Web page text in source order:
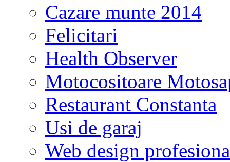
Cazare munte 2014
Felicitari
Health Observer
Motocositoare
Restaurant Constanta
Usi de garaj
Web design